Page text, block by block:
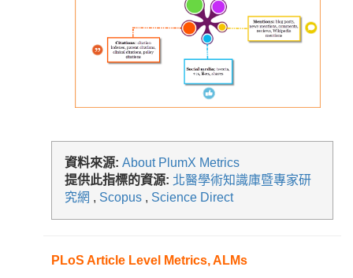
資料來源: About PlumX Metrics
提供此指標的資源: 北醫學術知識庫暨專家研
究網 , Scopus , Science Direct
PLoS Article Level Metrics, ALMs